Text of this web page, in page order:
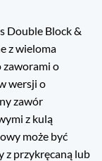
Double Block &
z wieloma
zaworami o
wersji o
zawór
z kulą
może być
z przykręcaną lub